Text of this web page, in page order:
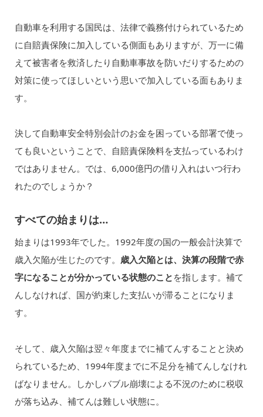
自動車を利用する国民は、法律で義務付けられているため
に自賠責保険に加入している側面もありますが、万一に備
えて被害者を救済したり自動車事故を防いだりするための
対策に使ってほしいという思いで加入している面もありま
す。
決して自動車安全特別会計のお金を困っている部署で使っ
ても良いということで、自賠責保険料を支払っているわけ
ではありません。では、6,000億円の借り入れはいつ行わ
れたのでしょうか？
すべての始まりは…
始まりは1993年でした。1992年度の国の一般会計決算で
歳入欠陥が生じたのです。 歳入欠陥とは、決算の段階で赤
字になることが分かっている状態のこと を指します。補て
んしなければ、国が約束した支払いが滞ることになりま
す。
そして、歳入欠陥は翌々年度までに補てんすることと決め
られているため、1994年度までに不足分を補てんしなけれ
ばなりません。しかしバブル崩壊による不況のために税収
が落ち込み、補てんは難しい状態に。